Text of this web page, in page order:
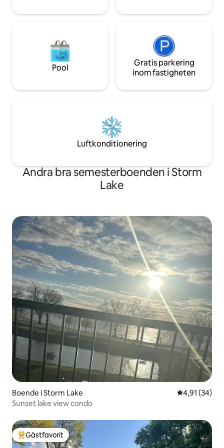
Pool
Gratis parkering
inom fastigheten
Luftkonditionering
Andra bra semesterboenden i Storm
Lake
Boende i Storm Lake 4,91 av 5 i
4,91 (34)
Sunset lake view condo
Populär gästfavorit
Gästfavorit